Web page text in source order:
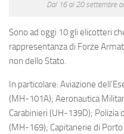
Dal 16 al 20 settembre
Sono ad oggi 10 gli elicotteri
rappresentanza di Forze
non dello Stato.
In particolare: Aviazione
(MH-101A); Aeronautica
Carabinieri (UH-139D); Polizia
(MH-169); Capitanerie di